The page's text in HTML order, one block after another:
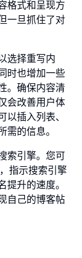
格式和呈现方
一旦抓住了对
选择重写内
时也增加一些
。确保内容清
会改善用户体
插入列表、
的信息。
索引擎。您可
指示搜索引擎
升的速度。
自己的博客帖